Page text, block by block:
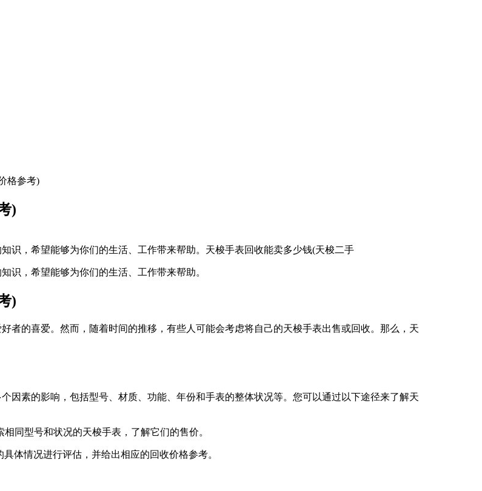
格参考)
)
识，希望能够为你们的生活、工作带来帮助。天梭手表回收能卖多少钱(天梭二手
识，希望能够为你们的生活、工作带来帮助。
)
者的喜爱。然而，随着时间的推移，有些人可能会考虑将自己的天梭手表出售或回收。那么，天
因素的影响，包括型号、材质、功能、年份和手表的整体状况等。您可以通过以下途径来了解天
同型号和状况的天梭手表，了解它们的售价。
体情况进行评估，并给出相应的回收价格参考。